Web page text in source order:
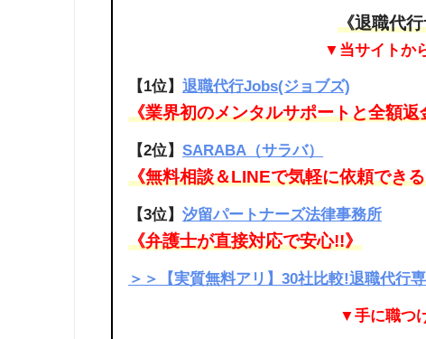
《退職代
▼当サイトか
【1位】退職代行Jobs(ジョブズ)
《業界初のメンタルサポートと全額返
【2位】SARABA（サラバ）
《無料相談＆LINEで気軽に依頼でき
【3位】汐留パートナーズ法律事務所
《弁護士が直接対応で安心!!》
＞＞【実質無料アリ】30社比較!退職代行
▼手に職つ